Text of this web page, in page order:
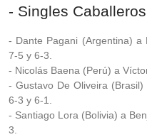
- Singles
- Dante Pagani (Argentina) a
7-5 y 6-3.
- Nicolás Baena (Perú) a
- Gustavo De Oliveira
6-3 y 6-1.
- Santiago Lora (Bolivia) a
3.